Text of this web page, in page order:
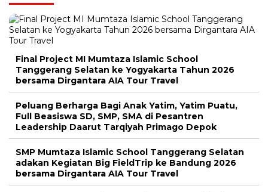
Final Project MI Mumtaza Islamic School
Tanggerang Selatan ke Yogyakarta Tahun 2026
bersama Dirgantara AIA Tour Travel
Peluang Berharga Bagi Anak Yatim, Yatim Puatu,
Full Beasiswa SD, SMP, SMA di Pesantren
Leadership Daarut Tarqiyah Primago Depok
SMP Mumtaza Islamic School Tanggerang Selatan
adakan Kegiatan Big FieldTrip ke Bandung 2026
bersama Dirgantara AIA Tour Travel